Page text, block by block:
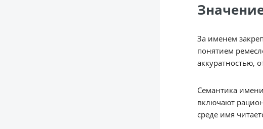
За именем
понятием
аккуратностью,
Семантика
включают
среде имя